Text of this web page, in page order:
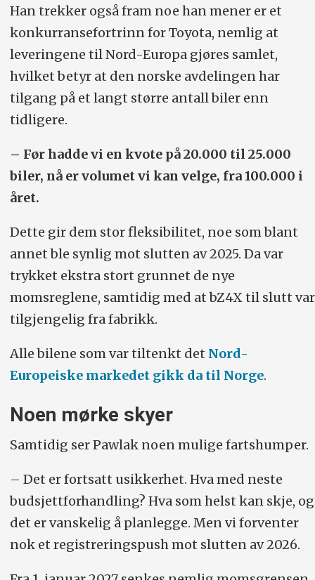
Han trekker også fram noe han mener er et
konkurransefortrinn for Toyota, nemlig at
leveringene til Nord-Europa gjøres samlet,
hvilket betyr at den norske avdelingen har
tilgang på et langt større antall biler enn
tidligere.
– Før hadde vi en kvote på 20.000 til 25.000
biler, nå er volumet vi kan velge, fra 100.000 i
året.
Dette gir dem stor fleksibilitet, noe som blant
annet ble synlig mot slutten av 2025. Da var
trykket ekstra stort grunnet de nye
momsreglene, samtidig med at bZ4X til slutt var
tilgjengelig fra fabrikk.
Alle bilene som var tiltenkt det Nord-
Europeiske markedet gikk da til Norge.
Noen mørke skyer
Samtidig ser Pawlak noen mulige fartshumper.
– Det er fortsatt usikkerhet. Hva med neste
budsjettforhandling? Hva som helst kan skje, og
det er vanskelig å planlegge. Men vi forventer
nok et registreringspush mot slutten av 2026.